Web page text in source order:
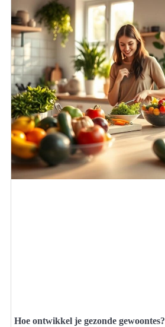
Hoe ontwikkel je gezonde gewoontes?